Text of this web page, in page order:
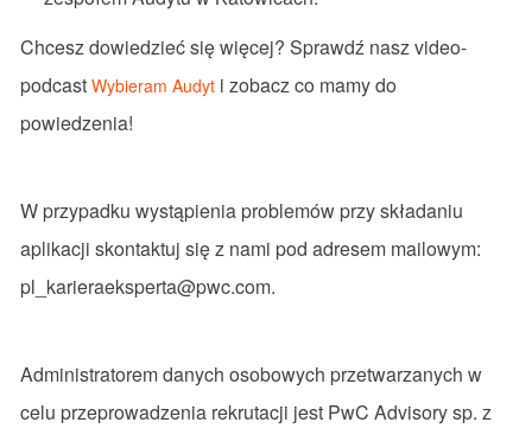
Chcesz dowiedzieć się więcej? Sprawdź nasz video-
podcast Wybieram Audyti zobacz co mamy do
powiedzenia!
W przypadku wystąpienia problemów przy składaniu
aplikacji skontaktuj się z nami pod adresem mailowym:
pl_karieraeksperta@pwc.com.
Administratorem danych osobowych przetwarzanych w
celu przeprowadzenia rekrutacji jest PwC Advisory sp. z